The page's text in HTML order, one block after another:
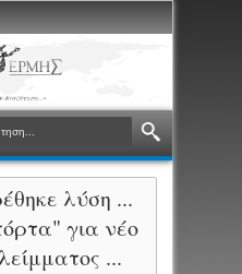
λύση ...
για νέο
...